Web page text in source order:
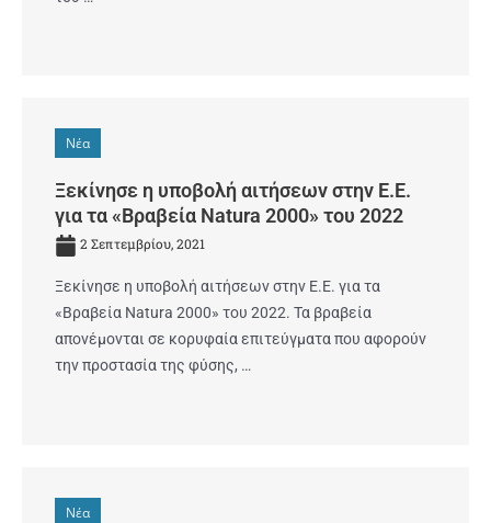
Νέα
Ξεκίνησε η υποβολή αιτήσεων στην Ε.Ε.
για τα «Βραβεία Natura 2000» του 2022
2 Σεπτεμβρίου, 2021
Ξεκίνησε η υποβολή αιτήσεων στην Ε.Ε. για τα
«Βραβεία Natura 2000» του 2022. Τα βραβεία
απονέμονται σε κορυφαία επιτεύγματα που αφορούν
την προστασία της φύσης, …
Νέα